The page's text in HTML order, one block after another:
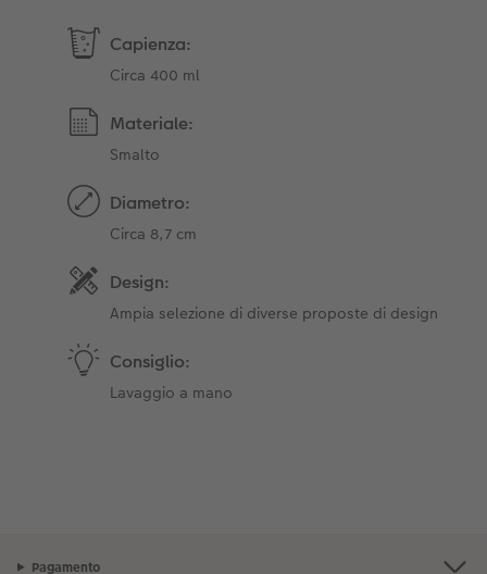
Capienza:
Circa 400 ml
Materiale:
Smalto
Diametro:
Circa 8,7 cm
Design:
Ampia selezione di diverse proposte di design
Consiglio:
Lavaggio a mano
Pagamento